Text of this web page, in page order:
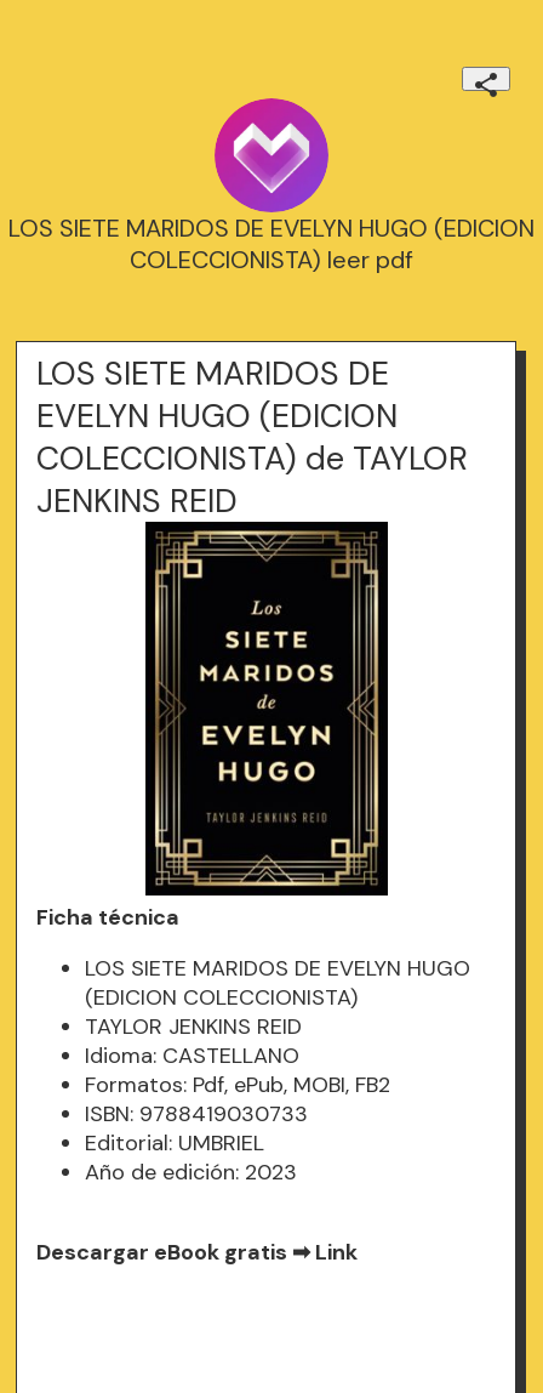
LOS SIETE MARIDOS DE EVELYN HUGO (EDICION
COLECCIONISTA) leer pdf
LOS SIETE MARIDOS DE
EVELYN HUGO (EDICION
COLECCIONISTA) de TAYLOR
JENKINS REID
Ficha técnica
LOS SIETE MARIDOS DE EVELYN HUGO
(EDICION COLECCIONISTA)
TAYLOR JENKINS REID
Idioma: CASTELLANO
Formatos: Pdf, ePub, MOBI, FB2
ISBN: 9788419030733
Editorial: UMBRIEL
Año de edición: 2023
Descargar eBook gratis ➡Link